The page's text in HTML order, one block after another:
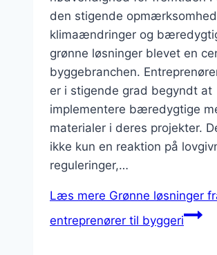
den stigende
klimaændringer og
grønne løsninger blevet en
byggebranchen.
er i stigende grad begyndt at
implementere bæredygtige
materialer i deres projekter.
ikke kun en reaktion på
reguleringer,…
Læs mere Grønne løsninger
entreprenører til byggeri